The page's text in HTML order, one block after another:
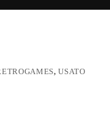
,USATO